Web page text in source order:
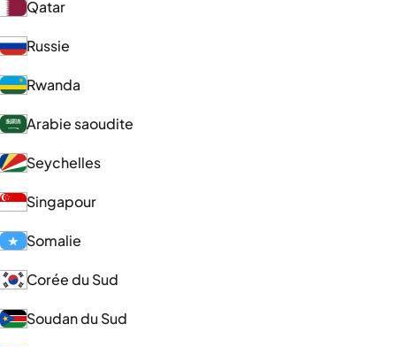
Qatar
Russie
Rwanda
Arabie saoudite
Seychelles
Singapour
Somalie
Corée du Sud
Soudan du Sud